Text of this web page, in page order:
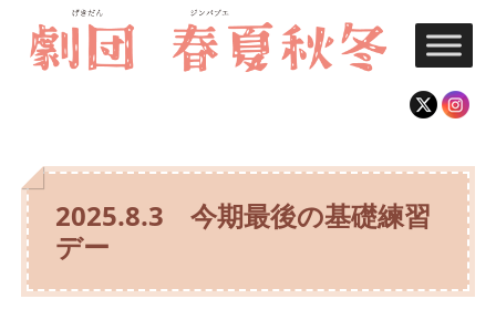
Skip to main content
2025.8.3 今期最後の基礎練習
デー